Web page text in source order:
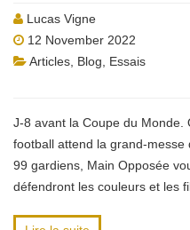
Lucas Vigne
12 November 2022
Articles Blog
Essais
J-8 avant la Coupe du
football attend la grand-messe
99 gardiens, Main Opposée
défendront les couleurs et les